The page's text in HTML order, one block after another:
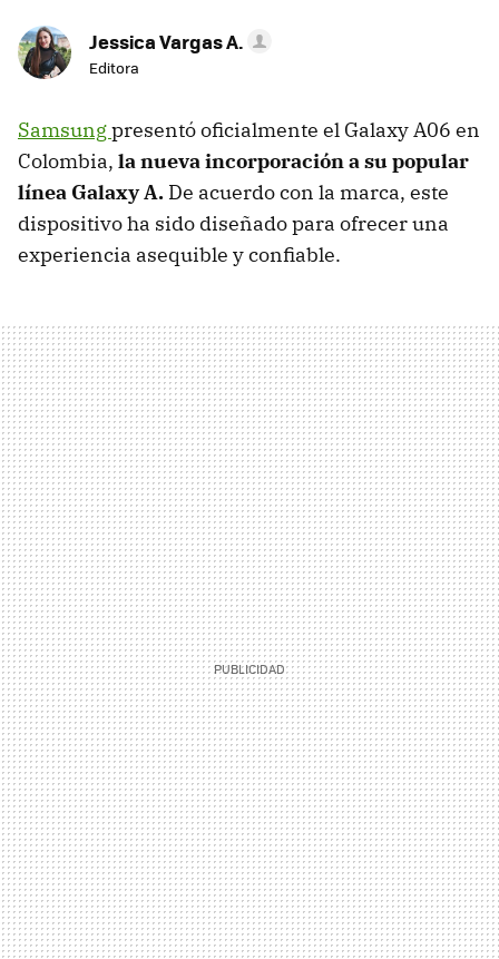
Jessica Vargas A.
Editora
Samsungpresentó oficialmente el Galaxy A06 en
Colombia, la nueva incorporación a su popular
línea Galaxy A. De acuerdo con la marca, este
dispositivo ha sido diseñado para ofrecer una
experiencia asequible y confiable.